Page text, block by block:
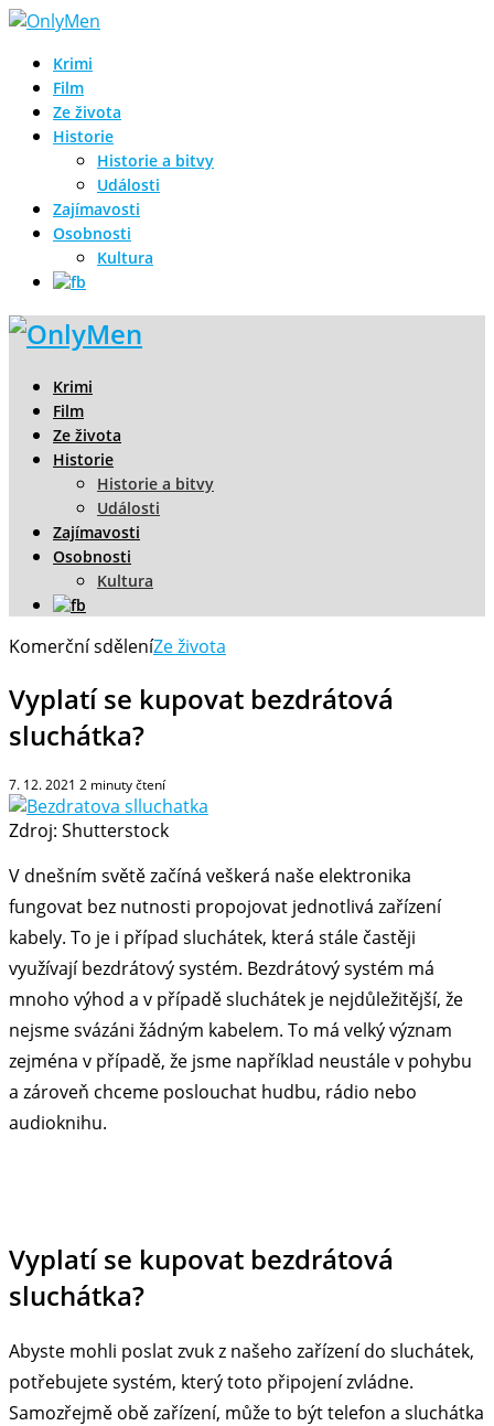
Krimi
Film
Ze života
Historie
Historie a bitvy
Události
Zajímavosti
Osobnosti
Kultura
Krimi
Film
Ze života
Historie
Historie a bitvy
Události
Zajímavosti
Osobnosti
Kultura
Komerční sděleníZe života
Vyplatí se kupovat bezdrátová
sluchátka?
7. 12. 2021 2 minuty čtení
Zdroj: Shutterstock
V dnešním světě začíná veškerá naše elektronika
fungovat bez nutnosti propojovat jednotlivá zařízení
kabely. To je i případ sluchátek, která stále častěji
využívají bezdrátový systém. Bezdrátový systém má
mnoho výhod a v případě sluchátek je nejdůležitější, že
nejsme svázáni žádným kabelem. To má velký význam
zejména v případě, že jsme například neustále v pohybu
a zároveň chceme poslouchat hudbu, rádio nebo
audioknihu.
Vyplatí se kupovat bezdrátová
sluchátka?
Abyste mohli poslat zvuk z našeho zařízení do sluchátek,
potřebujete systém, který toto připojení zvládne.
Samozřejmě obě zařízení, může to být telefon a sluchátka